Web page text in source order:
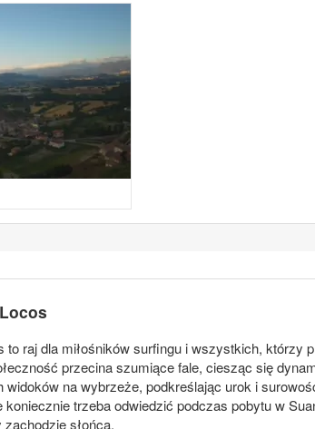
to raj dla miłośników surfingu i wszystkich,
przecina szumiące fale, ciesząc się
widoków na wybrzeże, podkreślając urok i
trzeba odwiedzić podczas pobytu w
słońca.